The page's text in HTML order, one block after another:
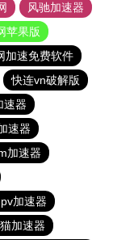
风驰加速器
苹果版
加速免费软件
快连vn破解版
速器
速器
加速器
加速器
加速器